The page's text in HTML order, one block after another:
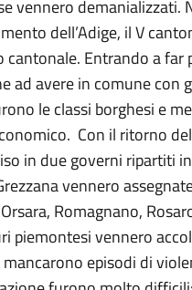
vennero demanializzati.
dell’Adige, il V
cantonale. Entrando a far
ad avere in comune con
le classi borghesi e
Con il ritorno
in due governi ripartiti
vennero
Romagnano,
piemontesi vennero
episodi di